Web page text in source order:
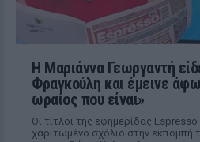
Η Μαριάννα Γεωργαντή
Φραγκούλη και έμεινε
ωραίος που είναι»
Οι τίτλοι της εφημερίδας
χαριτωμένο σχόλιο στην εκπομπή